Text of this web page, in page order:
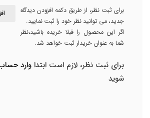
برای ثبت نظر، از طریق دکمه افزودن دیدگاه
جدید، می توانید نظر خود را ثبت نمایید.
اگر این محصول را قبلا خریده باشید،نظر
شما به عنوان خریدار ثبت خواهد شد.
برای ثبت نظر، لازم است ابتدا وارد
شوید